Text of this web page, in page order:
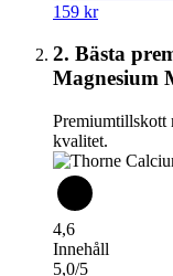
159 kr
2. Bästa
Magnesium
Premiumtillskott
kvalitet.
4,6
Innehåll
5,0/5